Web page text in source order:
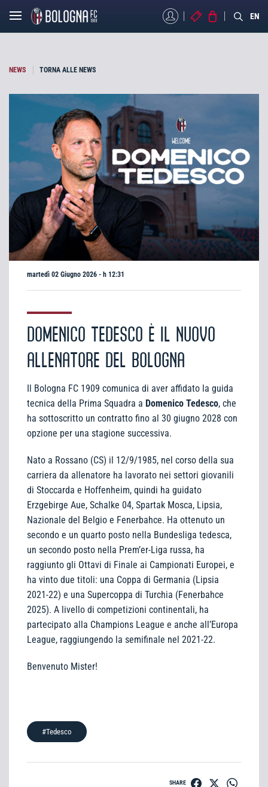
MYBFCBIGLIETTI
STORE EN
NEWS TORNA ALLE NEWS
martedì 02 Giugno 2026 - h 12:31
DOMENICO TEDESCO È IL NUOVO
ALLENATORE DEL BOLOGNA
Il Bologna FC 1909 comunica di aver affidato la guida
tecnica della Prima Squadra a Domenico Tedesco, che
ha sottoscritto un contratto fino al 30 giugno 2028 con
opzione per una stagione successiva.
Nato a Rossano (CS) il 12/9/1985, nel corso della sua
carriera da allenatore ha lavorato nei settori giovanili
di Stoccarda e Hoffenheim, quindi ha guidato
Erzgebirge Aue, Schalke 04, Spartak Mosca, Lipsia,
Nazionale del Belgio e Fenerbahce. Ha ottenuto un
secondo e un quarto posto nella Bundesliga tedesca,
un secondo posto nella Prem’er-Liga russa, ha
raggiunto gli Ottavi di Finale ai Campionati Europei, e
ha vinto due titoli: una Coppa di Germania (Lipsia
2021-22) e una Supercoppa di Turchia (Fenerbahce
2025). A livello di competizioni continentali, ha
partecipato alla Champions League e anche all’Europa
League, raggiungendo la semifinale nel 2021-22.
Benvenuto Mister!
#Tedesco
SHARE